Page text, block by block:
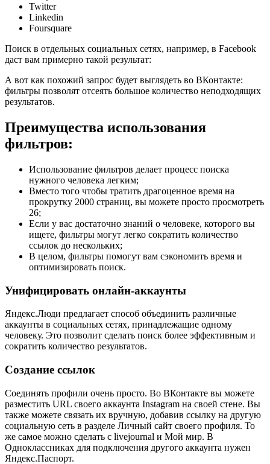
Twitter
Linkedin
Foursquare
Поиск в отдельных социальных сетях, например, в Facebook
даст вам примерно такой результат:
А вот как похожий запрос будет выглядеть во ВКонтакте:
фильтры позволят отсеять большое количество неподходящих
результатов.
Преимущества использования
фильтров:
Использование фильтров делает процесс поиска
нужного человека легким;
Вместо того чтобы тратить драгоценное время на
прокрутку 2000 страниц, вы можете просто просмотреть
26;
Если у вас достаточно знаний о человеке, которого вы
ищете, фильтры могут легко сократить количество
ссылок до нескольких;
В целом, фильтры помогут вам сэкономить время и
оптимизировать поиск.
Унифицировать онлайн-аккаунты
Яндекс.Люди предлагает способ объединить различные
аккаунты в социальных сетях, принадлежащие одному
человеку. Это позволит сделать поиск более эффективным и
сократить количество результатов.
Создание ссылок
Соединять профили очень просто. Во ВКонтакте вы можете
разместить URL своего аккаунта Instagram на своей стене. Вы
также можете связать их вручную, добавив ссылку на другую
социальную сеть в разделе Личный сайт своего профиля. То
же самое можно сделать с livejournal и Мой мир. В
Одноклассниках для подключения другого аккаунта нужен
Яндекс.Паспорт.